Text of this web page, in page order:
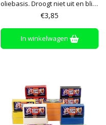
oliebasis. Droogt niet uit en blijft
zacht. Alle kleuren kunnen
worden gemengd. Bewaren op
kamertemperatuur
€3,85
In winkelwagen